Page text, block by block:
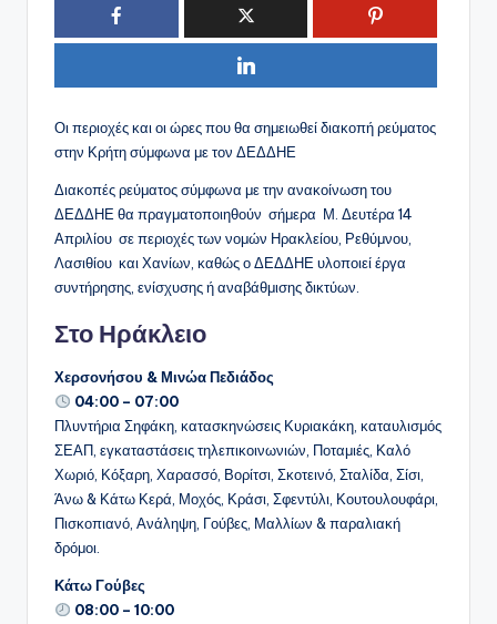
Οι περιοχές και οι ώρες που θα σημειωθεί διακοπή ρεύματος
στην Κρήτη σύμφωνα με τον ΔΕΔΔΗΕ
Διακοπές ρεύματος σύμφωνα με την ανακοίνωση του
ΔΕΔΔΗΕ θα πραγματοποιηθούν σήμερα Μ. Δευτέρα 14
Απριλίου σε περιοχές των νομών Ηρακλείου, Ρεθύμνου,
Λασιθίου και Χανίων, καθώς ο ΔΕΔΔΗΕ υλοποιεί έργα
συντήρησης, ενίσχυσης ή αναβάθμισης δικτύων.
Στο Ηράκλειο
Χερσονήσου & Μινώα Πεδιάδος
04:00 – 07:00
Πλυντήρια Σηφάκη, κατασκηνώσεις Κυριακάκη, καταυλισμός
ΣΕΑΠ, εγκαταστάσεις τηλεπικοινωνιών, Ποταμιές, Καλό
Χωριό, Κόξαρη, Χαρασσό, Βορίτσι, Σκοτεινό, Σταλίδα, Σίσι,
Άνω & Κάτω Κερά, Μοχός, Κράσι, Σφεντύλι, Κουτουλουφάρι,
Πισκοπιανό, Ανάληψη, Γούβες, Μαλλίων & παραλιακή
δρόμοι.
Κάτω Γούβες
08:00 – 10:00